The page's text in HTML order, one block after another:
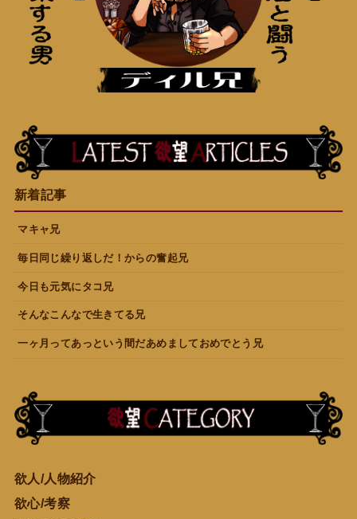
新着記事
マキャ兄
毎日同じ繰り返しだ！からの奮起兄
今日も元気にタコ兄
そんなこんなで生きてる兄
一ヶ月ってあっという間だあめましておめでとう兄
欲人/人物紹介
欲心/考察